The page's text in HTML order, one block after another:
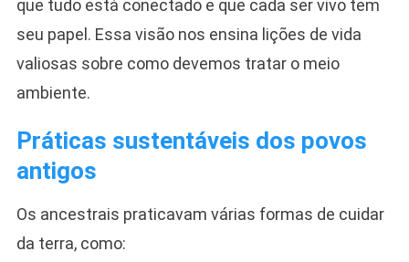
que tudo está conectado e que cada ser vivo tem
seu papel. Essa visão nos ensina lições de vida
valiosas sobre como devemos tratar o meio
ambiente.
Práticas sustentáveis dos povos
antigos
Os ancestrais praticavam várias formas de cuidar
da terra, como: